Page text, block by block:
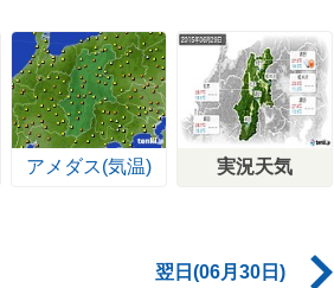
アメダス(気温) 実況天気
翌日(06月30日)